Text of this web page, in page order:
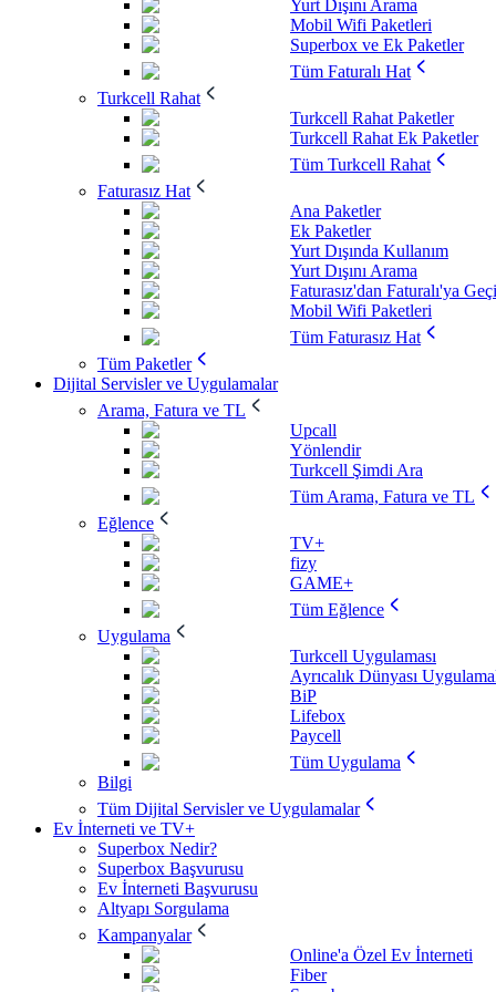
Yurt Dışını Arama
Mobil Wifi Paketleri
Superbox ve Ek Paketler
Tüm Faturalı Hat
Turkcell Rahat
Turkcell Rahat Paketler
Turkcell Rahat Ek Paketler
Tüm Turkcell Rahat
Faturasız Hat
Ana Paketler
Ek Paketler
Yurt Dışında Kullanım
Yurt Dışını Arama
Faturasız'dan Faturalı'ya
Mobil Wifi Paketleri
Tüm Faturasız Hat
Tüm Paketler
Dijital Servisler ve Uygulamalar
Arama, Fatura ve TL
Upcall
Yönlendir
Turkcell Şimdi Ara
Tüm Arama, Fatura ve TL
Eğlence
TV+
fizy
GAME+
Tüm Eğlence
Uygulama
Turkcell Uygulaması
Ayrıcalık Dünyası
BiP
Lifebox
Paycell
Tüm Uygulama
Bilgi
Tüm Dijital Servisler ve Uygulamalar
Ev İnterneti ve TV+
Superbox Nedir?
Superbox Başvurusu
Ev İnterneti Başvurusu
Altyapı Sorgulama
Kampanyalar
Online'a Özel Ev İnterneti
Fiber